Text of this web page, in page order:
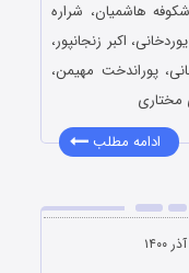
هاشمیان، شراره
اکبر زنجانپور،
پوراندخت مهیمن،
مختاری
ادامه مطلب